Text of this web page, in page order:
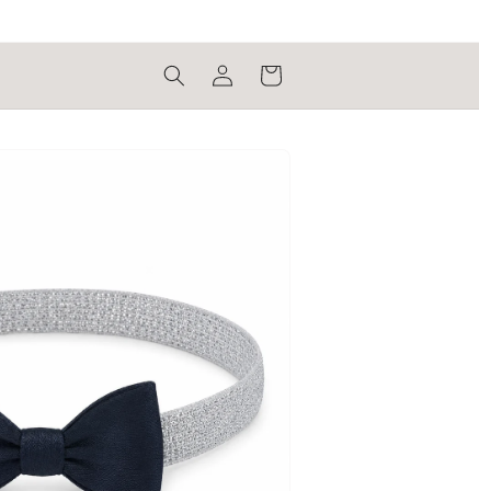
BejelentkezésKosár